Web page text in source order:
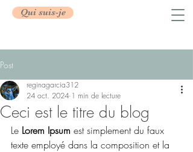
Qui suis-je
Post
Ceci est le titre du blog
reginagarcia312
24 oct. 2024 1 min de lecture
Le Lorem Ipsum est simplement du faux
texte employé dans la composition et la